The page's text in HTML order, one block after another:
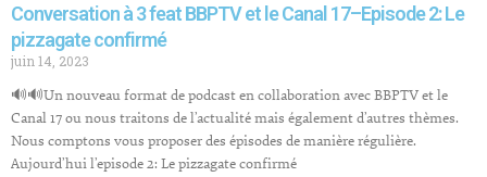
Conversation à 3 feat BBPTV et le Canal 17–Episode 2: Le
pizzagate confirmé
juin 14, 2023
🔊🔊Un nouveau format de podcast en collaboration avec BBPTV et le
Canal 17 ou nous traitons de l’actualité mais également d’autres thèmes.
Nous comptons vous proposer des épisodes de manière régulière.
Aujourd’hui l’episode 2: Le pizzagate confirmé